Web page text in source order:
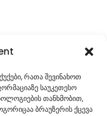
რათა შევინახოთ
საუკეთესო
თანხმობით,
ბრაუზერის ქცევა